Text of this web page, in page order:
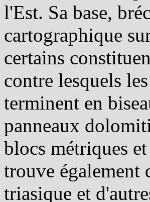
l'Est. Sa base,
cartographique
certains
contre lesquels
terminent en
panneaux
blocs métriques
trouve également
triasique et